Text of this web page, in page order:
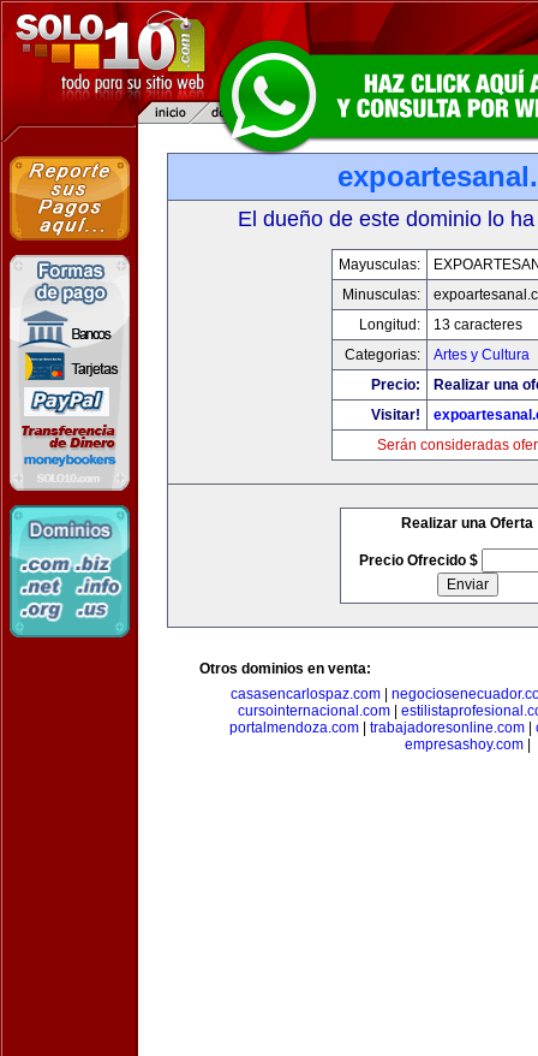
El dueño de este dominio lo
Mayusculas:
Minusculas:
Longitud:
13 caracteres
Categorias:
Artes y Cultura
Precio:
Realizar una
Visitar!
Serán consideradas
Realizar una Oferta
Precio Ofrecido $
Otros dominios en venta:
casasencarlospaz.com|
cursointernacional.com|
portalmendoza.com| trabajadoresonline.com|
empresashoy.com|